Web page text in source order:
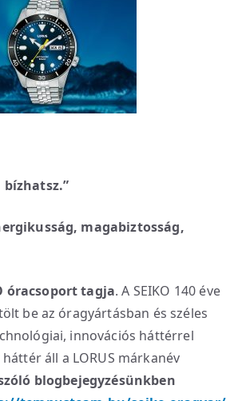
bízhatsz.”
magabiztosság,
óracsoport tagja. A SEIKO 140 éve
be az óragyártásban és széles
innovációs háttérrel
áll a LORUS márkanév
blogbejegyzésünkben